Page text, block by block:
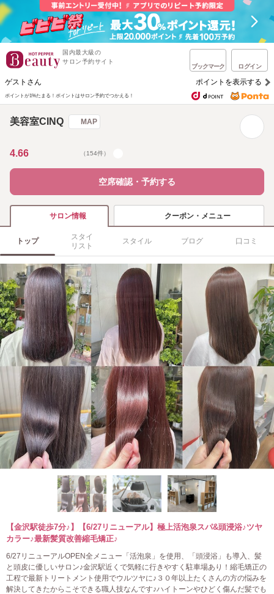
国内最大級の
サロン予約サイト
ブックマーク ログイン
ゲストさん ポイントを表示する
ポイントが1%たまる！ ポイントはサロン予約でつかえる！
美容室CINQ MAP
4.66 （154件）
空席確認・予約する
サロン情報 クーポン・メニュー
トップ
スタイ
リスト
スタイル ブログ 口コミ
【金沢駅徒歩7分♪】【6/27リニューアル】極上活泡泉スパ&頭浸浴♪ツヤ
カラー♪最新髪質改善縮毛矯正♪
6/27リニューアルOPEN全メニュー「活泡泉」を使用、「頭浸浴」も導入、髪
と頭皮に優しいサロン♪金沢駅近くで気軽に行きやすく駐車場あり！縮毛矯正の
工程で最新トリートメント使用でウルツヤに♪３０年以上たくさんの方の悩みを
解決してきたからこそできる職人技なんです♪ハイトーンやひどく傷んだ髪でも